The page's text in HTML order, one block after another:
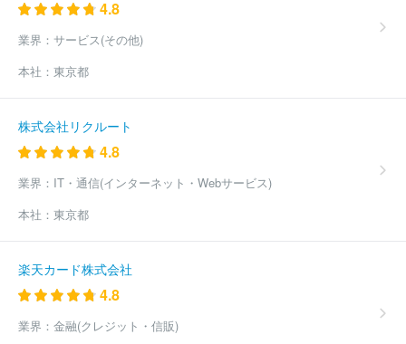
4.8
業界： サービス(その他)
本社： 東京都
株式会社リクルート
4.8
業界： IT・通信(インターネット・Webサービス)
本社： 東京都
楽天カード株式会社
4.8
業界： 金融(クレジット・信販)